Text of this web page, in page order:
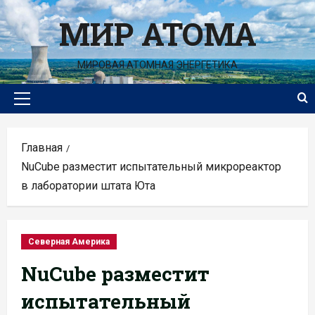
Перейти
к
содержимомуМИР АТОМА
МИРОВАЯ АТОМНАЯ ЭНЕРГЕТИКА
Основное
Главная
NuCube разместит испытательный микрореактор
в лаборатории штата Юта
Северная Америка
NuCube разместит
испытательный